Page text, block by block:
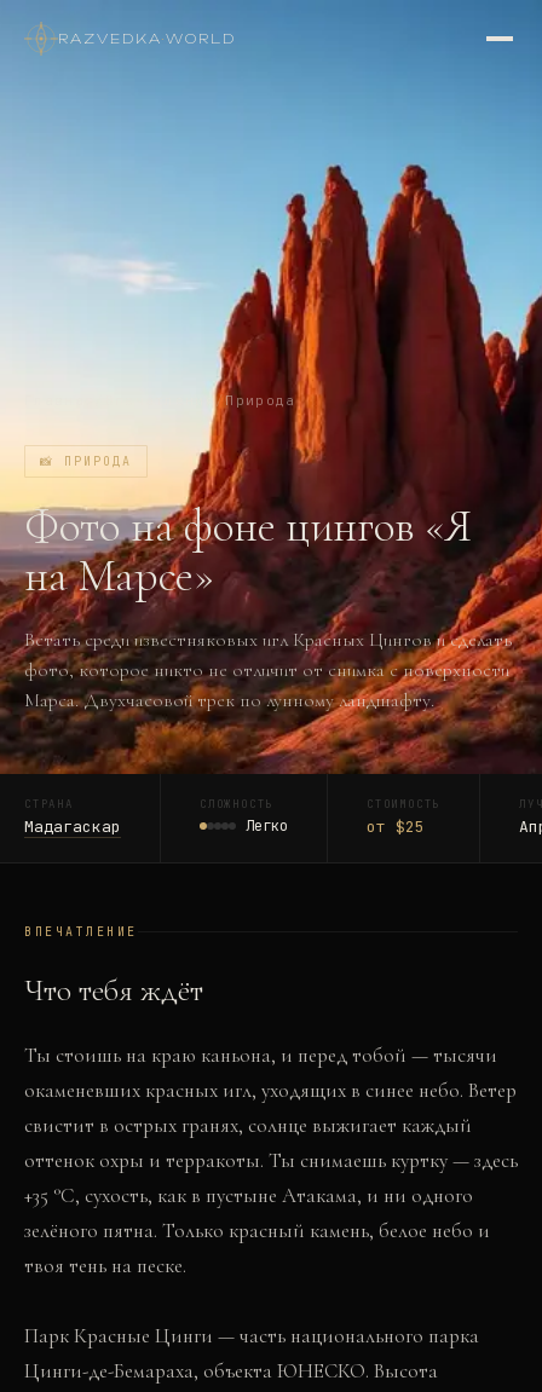
RAZVEDKA·WORLD
/ Природа
📸 ПРИРОДА
Фото на фоне цингов «Я
на Марсе»
Встать среди известняковых игл Красных Цингов и сделать
фото, которое никто не отличит от снимка с поверхности
Марса. Двухчасовой трек по лунному ландшафту.
СТРАНА
Мадагаскар
СЛОЖНОСТЬ
Легко
СТОИМОСТЬ
от $25
ВПЕЧАТЛЕНИЕ
Что тебя ждёт
Ты стоишь на краю каньона, и перед тобой — тысячи
окаменевших красных игл, уходящих в синее небо. Ветер
свистит в острых гранях, солнце выжигает каждый
оттенок охры и терракоты. Ты снимаешь куртку — здесь
+35 °C, сухость, как в пустыне Атакама, и ни одного
зелёного пятна. Только красный камень, белое небо и
твоя тень на песке.
Парк Красные Цинги — часть национального парка
Цинги-де-Бемараха, объекта ЮНЕСКО. Высота